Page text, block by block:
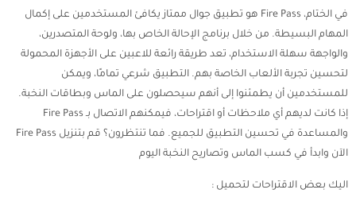
في الختام، Fire Pass هو تطبيق جوال ممتاز يكافئ المستخدمين على إكمال
المهام البسيطة. من خلال برنامج الإحالة الخاص بها، ولوحة المتصدرين،
والواجهة سهلة الاستخدام، تعد طريقة رائعة للاعبين على الأجهزة المحمولة
لتحسين تجربة الألعاب الخاصة بهم. التطبيق شرعي تمامًا، ويمكن
للمستخدمين أن يطمئنوا إلى أنهم سيحصلون على الماس وبطاقات النخبة.
إذا كانت لديهم أي ملاحظات أو اقتراحات، فيمكنهم الاتصال بـ Fire Pass
والمساعدة في تحسين التطبيق للجميع. فما تنتظرون؟ قم بتنزيل Fire Pass
الآن وابدأ في كسب الماس وتصاريح النخبة اليوم
اليك بعض الاقتراحات لتحميل :